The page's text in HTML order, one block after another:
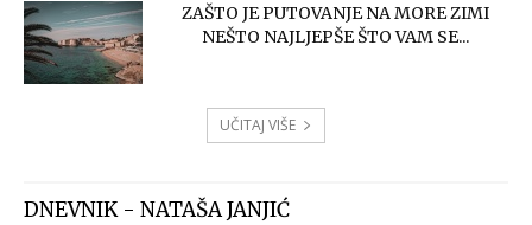
ZAŠTO JE PUTOVANJE NA MORE ZIMI
NEŠTO NAJLJEPŠE ŠTO VAM SE...
UČITAJ VIŠE
DNEVNIK - NATAŠA JANJIĆ